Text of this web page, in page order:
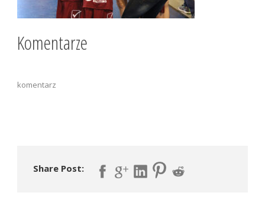
Komentarze
komentarz
Share Post: